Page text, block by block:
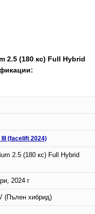
2.5 (180 кс) Full Hybrid
III (facelift 2024)
2.5 (180 кс) Full Hybrid
2024 г
(Пълен хибрид)